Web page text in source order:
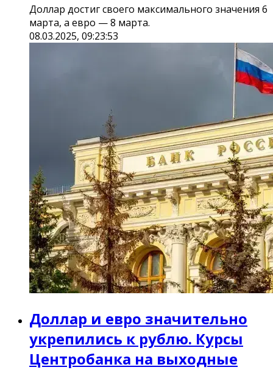
Доллар достиг своего максимального значения 6
марта, а евро — 8 марта.
08.03.2025, 09:23:53
Доллар и евро значительно
укрепились к рублю. Курсы
Центробанка на выходные